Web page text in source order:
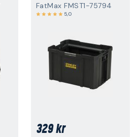
FatMax FMST1-75794
5,0
329 kr